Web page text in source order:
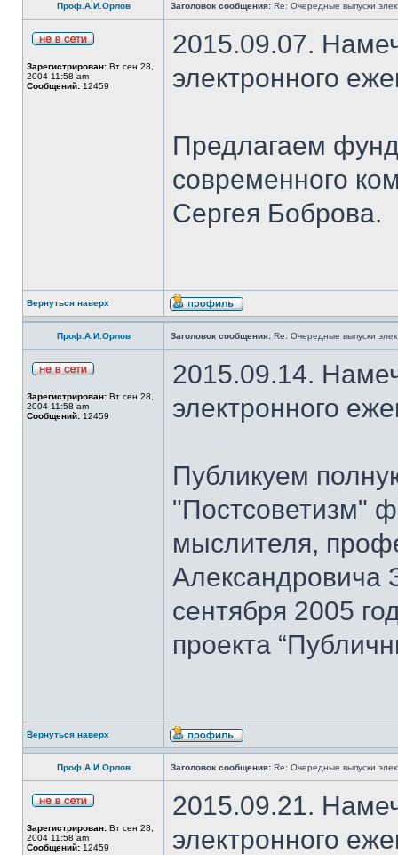
Проф.А.И.Орлов Заголовок сообщения: Re: Очередные выпуски
Зарегистрирован: Вт сен 28,
2004 11:58 am
Сообщений: 12459
2015.09.07.
электронного
Предлагаем
современного
Сергея Боброва.
Вернуться наверх
Проф.А.И.Орлов Заголовок сообщения: Re: Очередные выпуски
Зарегистрирован: Вт сен 28,
2004 11:58 am
Сообщений: 12459
2015.09.14.
электронного
Публикуем
"Постсоветизм"
мыслителя,
Александровича
сентября 2005
проекта
Вернуться наверх
Проф.А.И.Орлов Заголовок сообщения: Re: Очередные выпуски
Зарегистрирован: Вт сен 28,
2004 11:58 am
Сообщений: 12459
2015.09.21.
электронного